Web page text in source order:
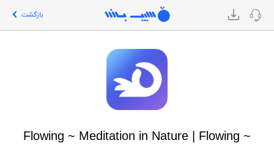
بازگشت
Flowing ~ Meditation in Nature | Flowing ~